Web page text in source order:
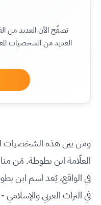
تصفّح الآن العديد من
العديد من الشخصيات
ومن بين هذه الشخصيات
العلّامة ابن بطوطة. مَن
في الواقع، يُعد اسم ابن
في التراث العربي